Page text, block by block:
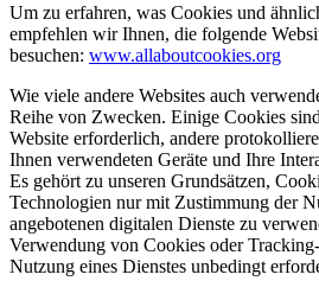
Um zu erfahren, was Cookies und
empfehlen wir Ihnen, die folgende
besuchen: www.allaboutcookies.org
Wie viele andere Websites auch
Reihe von Zwecken. Einige Cookies
Website erforderlich, andere
Ihnen verwendeten Geräte und Ihre
Es gehört zu unseren Grundsätzen,
Technologien nur mit Zustimmung der
angebotenen digitalen Dienste zu
Verwendung von Cookies oder
Nutzung eines Dienstes unbedingt